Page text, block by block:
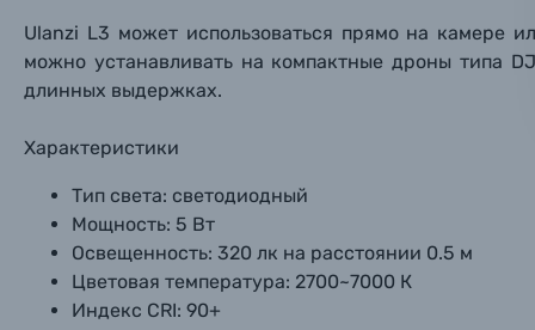
Фоторамки
Книги о фотографии, альбомы известных
Солнцезащитные очки
Ulanzi L3 может использоваться прямо на камере
можно устанавливать на компактные дроны типа
длинных выдержках.
Характеристики
Тип света: светодиодный
Мощность: 5 Вт
Освещенность: 320 лк на расстоянии 0.5 м
Цветовая температура: 2700~7000 К
Индекс CRI: 90+